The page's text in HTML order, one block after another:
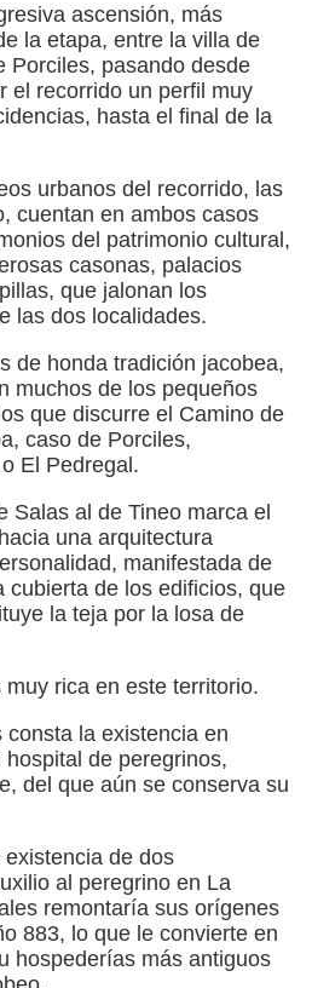
ascensión, más
la etapa, entre la villa de
Porciles, pasando desde
el recorrido un perfil muy
hasta el final de la
urbanos del recorrido, las
cuentan en ambos casos
del patrimonio cultural,
casonas, palacios
que jalonan los
las dos localidades.
de honda tradición jacobea,
muchos de los pequeños
que discurre el Camino de
caso de Porciles,
El Pedregal.
Salas al de Tineo marca el
una arquitectura
manifestada de
cubierta de los edificios, que
la teja por la losa de
rica en este territorio.
la existencia en
de peregrinos,
del que aún se conserva su
de dos
al peregrino en La
remontaría sus orígenes
883, lo que le convierte en
hospederías más antiguos